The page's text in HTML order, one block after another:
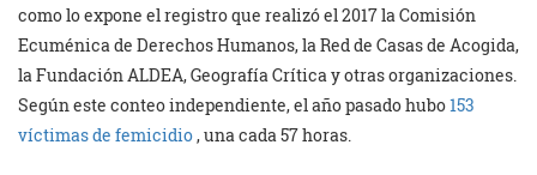
como lo expone el registro que realizó el 2017 la Comisión
Ecuménica de Derechos Humanos, la Red de Casas de Acogida,
la Fundación ALDEA, Geografía Crítica y otras organizaciones.
Según este conteo independiente, el año pasado hubo153
víctimas de femicidio, una cada 57 horas.